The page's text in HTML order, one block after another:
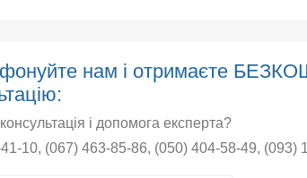
нам і отримаєте
і допомога експерта?
10, (067) 463-85-86, (050) 404-58-49, (093)